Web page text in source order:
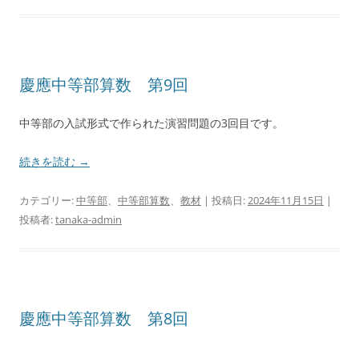
慶應中等部算数 第9回
中等部の入試形式で作られた演習問題の3回目です。
続きを読む →
カテゴリー:中等部、 中等部算数、 教材 | 投稿日:2024年11月15日 |
投稿者:tanaka-admin
慶應中等部算数 第8回